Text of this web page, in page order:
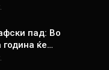
пад: Во
година ќе…